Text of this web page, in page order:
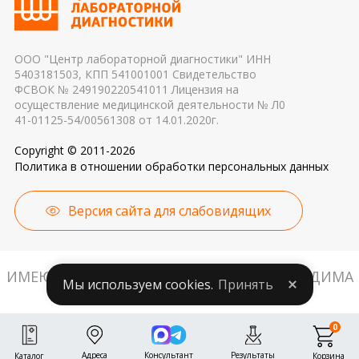
причиной погрешности в результатах
ООО "Центр лабораторной диагностики" ИНН
5403181503, КПП 541001001 Свидетельство
ФСВОК № 249190220541011 Лицензия на
осуществление медицинской деятельности № Л0
41-01125-54/00561308 от 14.01.2020г.
Copyright © 2011-2026
Политика в отношении обработки персональных данных
Версия сайта для слабовидящих
ИМЕЮТСЯ ПРОТИВОПОКАЗАНИЯ. НЕОБХОДИМА
КОНСУЛЬТАЦИЯ СПЕЦИАЛИСТА.
Каталог Адреса Консультант Результаты Корзина
0
Мы используем cookies. Принять